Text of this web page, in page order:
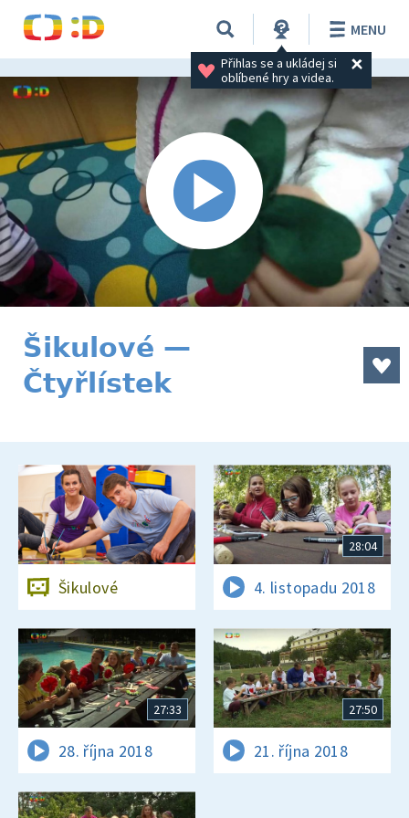
Přihlas se a ukládej si
oblíbené hry a videa.
MENU
Šikulové —
Čtyřlístek
Šikulové
28:04
4. listopadu 2018
27:33
28. října 2018
27:50
21. října 2018